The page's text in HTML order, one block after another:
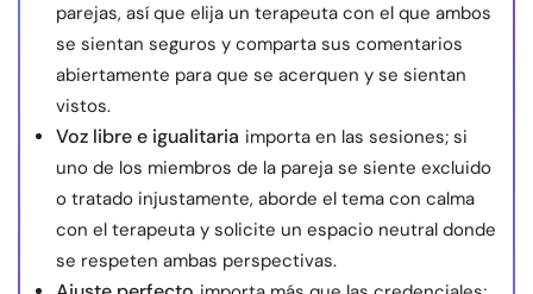
parejas, así que elija un terapeuta con el que ambos
se sientan seguros y comparta sus comentarios
abiertamente para que se acerquen y se sientan
vistos.
Voz libre e igualitaria importa en las sesiones; si
uno de los miembros de la pareja se siente excluido
o tratado injustamente, aborde el tema con calma
con el terapeuta y solicite un espacio neutral donde
se respeten ambas perspectivas.